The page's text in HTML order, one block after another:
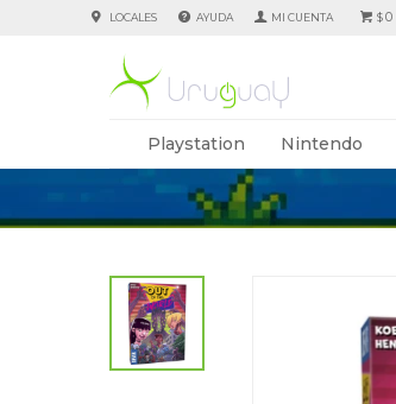
Playstation Nintendo
$0
LOCALES AYUDA